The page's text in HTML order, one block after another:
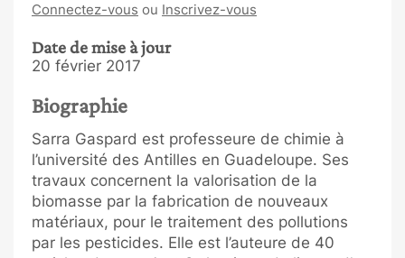
Connectez-vous ou Inscrivez-vous
Date de mise à jour
20 février 2017
Biographie
Sarra Gaspard est professeure de chimie à
l’université des Antilles en Guadeloupe. Ses
travaux concernent la valorisation de la
biomasse par la fabrication de nouveaux
matériaux, pour le traitement des pollutions
par les pesticides. Elle est l’auteure de 40